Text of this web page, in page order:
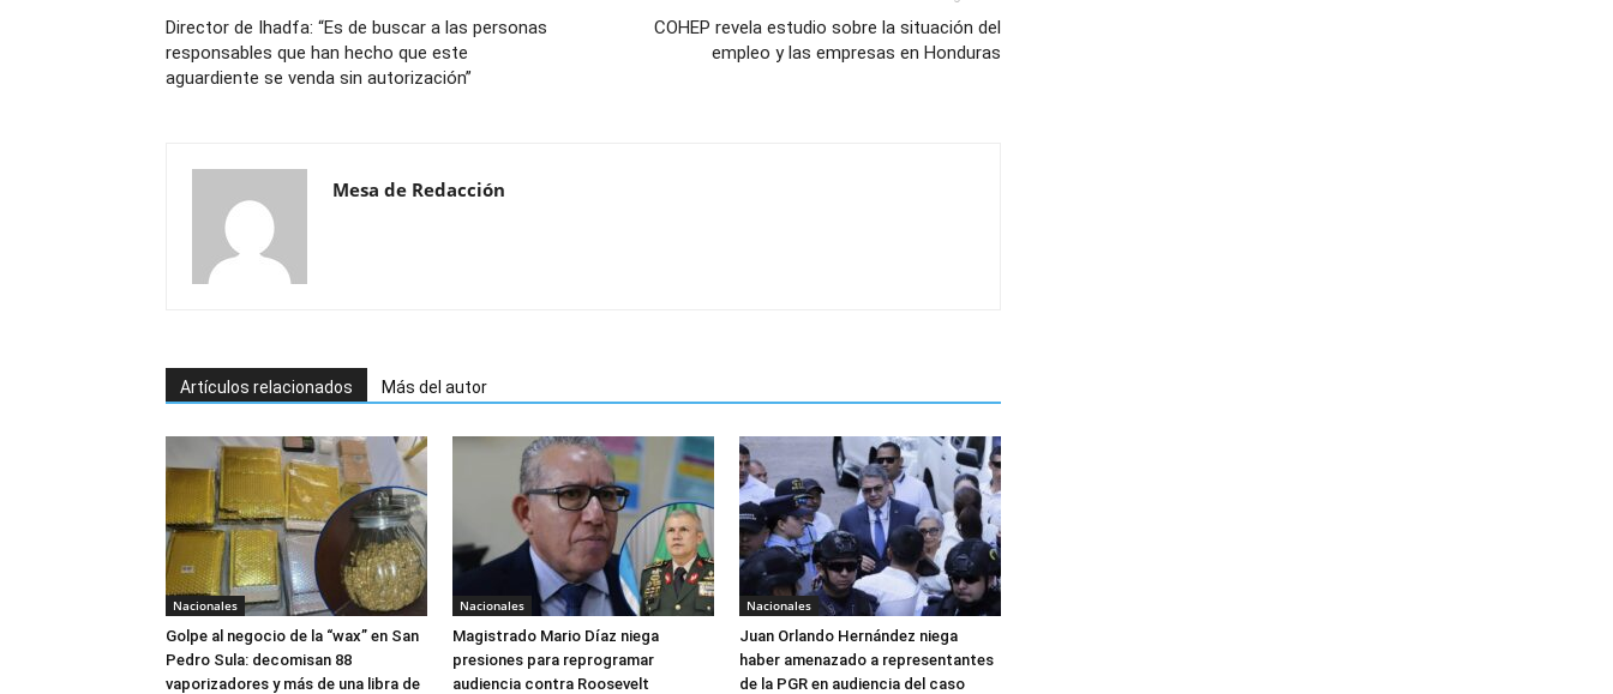
Director de Ihadfa: “Es de buscar a las personas
responsables que han hecho que este
aguardiente se venda sin autorización”
COHEP revela estudio sobre la situación del
empleo y las empresas en Honduras
Mesa de Redacción
Artículos relacionados Más del autor
Nacionales
Golpe al negocio de la “wax” en San
Pedro Sula: decomisan 88
vaporizadores y más de una libra de
Nacionales
Magistrado Mario Díaz niega
presiones para reprogramar
audiencia contra Roosevelt
Nacionales
Juan Orlando Hernández niega
haber amenazado a representantes
de la PGR en audiencia del caso